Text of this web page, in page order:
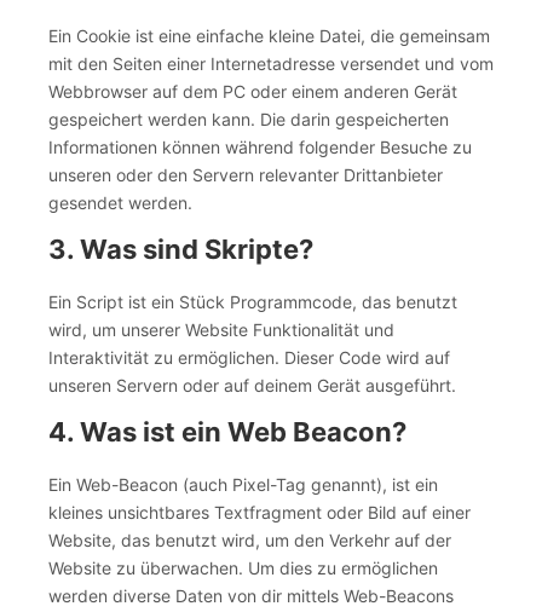
Ein Cookie ist eine einfache kleine Datei, die gemeinsam
mit den Seiten einer Internetadresse versendet und vom
Webbrowser auf dem PC oder einem anderen Gerät
gespeichert werden kann. Die darin gespeicherten
Informationen können während folgender Besuche zu
unseren oder den Servern relevanter Drittanbieter
gesendet werden.
3. Was sind Skripte?
Ein Script ist ein Stück Programmcode, das benutzt
wird, um unserer Website Funktionalität und
Interaktivität zu ermöglichen. Dieser Code wird auf
unseren Servern oder auf deinem Gerät ausgeführt.
4. Was ist ein Web Beacon?
Ein Web-Beacon (auch Pixel-Tag genannt), ist ein
kleines unsichtbares Textfragment oder Bild auf einer
Website, das benutzt wird, um den Verkehr auf der
Website zu überwachen. Um dies zu ermöglichen
werden diverse Daten von dir mittels Web-Beacons